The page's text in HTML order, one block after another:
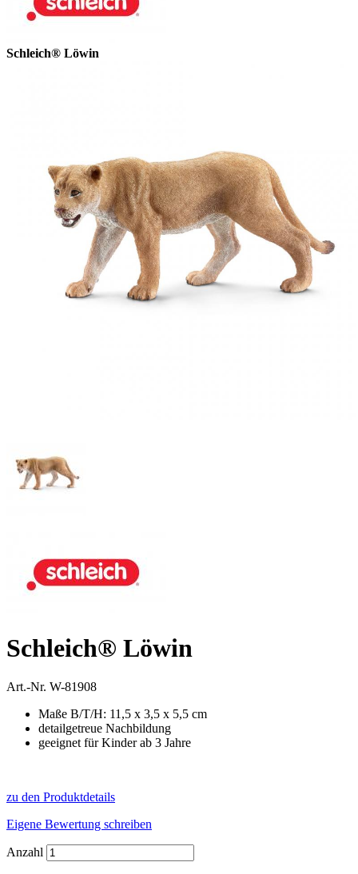
Schleich® Löwin
Schleich® Löwin
Art.-Nr. W-81908
Maße B/T/H: 11,5 x 3,5 x 5,5 cm
detailgetreue Nachbildung
geeignet für Kinder ab 3 Jahre
zu den Produktdetails
Eigene Bewertung schreiben
Anzahl